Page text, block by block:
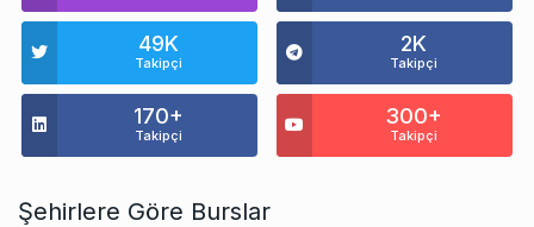
49K
Takipçi
2K
Takipçi
170+
Takipçi
300+
Takipçi
Şehirlere Göre Burslar